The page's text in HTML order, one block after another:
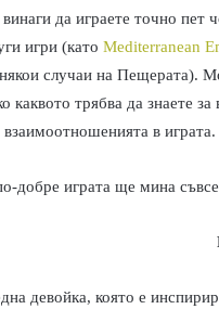
винаги да играете точно
игри (като Mediterranean
случаи на Пещерата).
каквото трябва да знаете
в играта.
добре играта ще мина
девойка, която е